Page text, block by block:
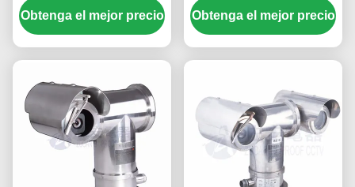
distancia PTZ del laser
de 2MP 20X
Obtenga el mejor precio
Prueba de explosión
cámara PTZ con luces
Obtenga el mejor precio